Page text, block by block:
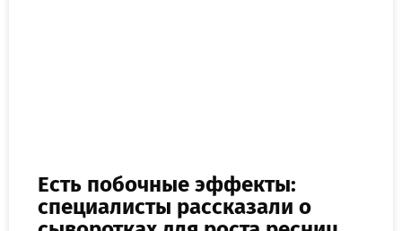
Есть побочные эффекты:
специалисты рассказали о